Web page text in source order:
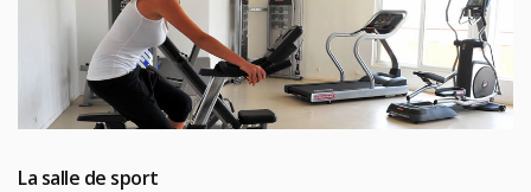
La salle de sport